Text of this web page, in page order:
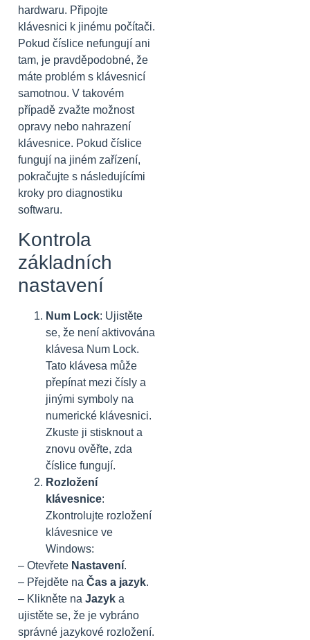
hardwaru. Připojte
klávesnici k jinému počítači.
Pokud číslice nefungují ani
tam, je pravděpodobné, že
máte problém s klávesnicí
samotnou. V takovém
případě zvažte možnost
opravy nebo nahrazení
klávesnice. Pokud číslice
fungují na jiném zařízení,
pokračujte s následujícími
kroky pro diagnostiku
softwaru.
Kontrola
základních
nastavení
Num Lock: Ujistěte
se, že není aktivována
klávesa Num Lock.
Tato klávesa může
přepínat mezi čísly a
jinými symboly na
numerické klávesnici.
Zkuste ji stisknout a
znovu ověřte, zda
číslice fungují.
Rozložení
klávesnice:
Zkontrolujte rozložení
klávesnice ve
Windows:
– Otevřete Nastavení.
– Přejděte na Čas a jazyk.
– Klikněte na Jazyk a
ujistěte se, že je vybráno
správné jazykové rozložení.